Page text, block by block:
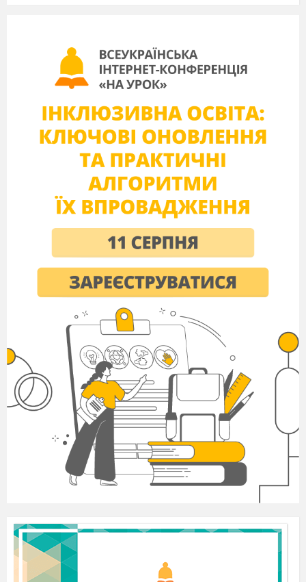
компетентнісно-орієнтованого навчання історії,
зокрема розвиток критичного мислення
творчих здібностей студентів. Організація
навчання історії на І курсі навчального закладу
зорієнтована на усвідомлення студентами
сутності змісту основних процесів, явищ та
обох курсах історії XX–ХХІ сторічь.
В ході дистанційного навчання прагнемо
створити таку комунікаційну структуру, яка
була б гнучкою. Дистанційне навчання історії
передбачає кілька типів взаємодій з різними
цілями: оперативне інформування;
повідомлення нового матеріалу; уточнювальні
запитання; коментарі до виконаних робіт тощо.
Простір для організації дистанційного
навчання забезпечує такі функції: проведення
онлайн-занять; доступ до різноманітних
електронних навчальних матеріалів; отримання
робіт студентів (тести чи виконані практичні
завдання); оцінювання та зворотний зв’язок
щодо виконаних робіт.
Вивчення історії не може обійтися без
процеси, а й
уміти аналізувати їх.
Запропонована нами модель вивчення історії
рідного краю має такий вигляд: